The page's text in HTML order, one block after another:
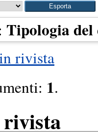
Tipologia del
rivista
1.